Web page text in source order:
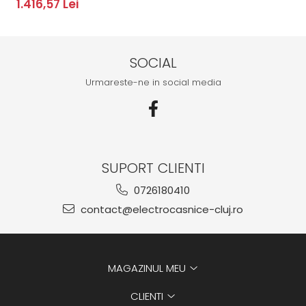
1.416,57 Lei
SOCIAL
Urmareste-ne in social media
SUPORT CLIENTI
0726180410
contact@electrocasnice-cluj.ro
MAGAZINUL MEU
CLIENTI